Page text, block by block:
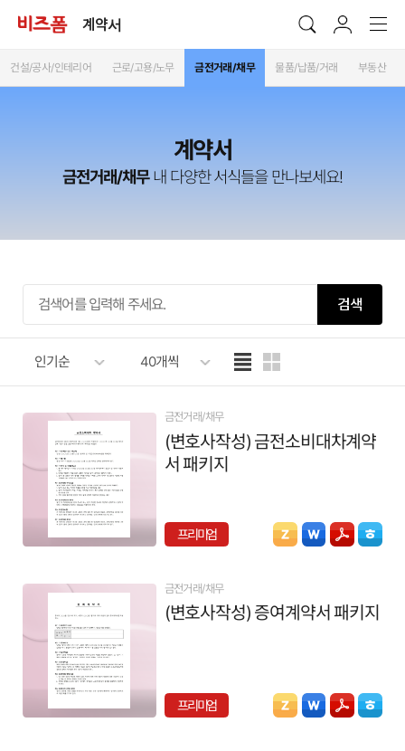
계약서
건설/공사/인테리어 근로/고용/노무 금전거래/채무 물품/납품/거래 부동산
계약서
금전거래/채무내 다양한 서식들을 만나보세요!
검색
인기순 40개씩
금전거래/채무
(변호사작성) 금전소비대차계약
서 패키지
프리미엄
금전거래/채무
(변호사작성) 증여계약서 패키지
프리미엄